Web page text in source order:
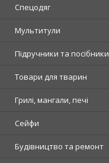
Спецодяг
Мультитули
Підручники та посібники
Товари для тварин
Грилі, мангали, печі
Сейфи
Будівництво та ремонт